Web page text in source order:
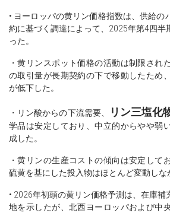
• ヨーロッパの黄リン価格指数は、供給の
約に基づく調達によって、2025年第4四半
った。
・黄リンスポット価格の活動は制限され
の取引量が長期契約の下で移動したため
が低下した。
・リン酸からの下流需要、 リン三塩化
学品は安定しており、中立的からやや弱
成した。
・黄リンの生産コストの傾向は安定して
硫黄を基にした投入物はほとんど変動しな
• 2026年初頭の黄リン価格予測は、在庫補
地を示したが、北西ヨーロッパおよび中